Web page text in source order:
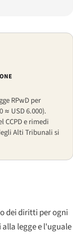
RPwD per
≈ USD 6.000).
e rimedi
Alti Tribunali si
dei diritti per ogni
legge e l'uguale